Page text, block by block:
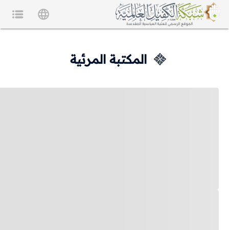
المكتبة المرئية